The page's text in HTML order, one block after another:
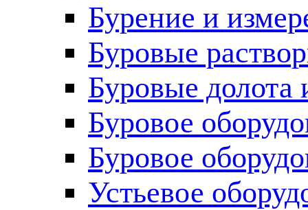
Бурение и
Буровые
Буровые долота
Буровое
Буровое
Устьевое